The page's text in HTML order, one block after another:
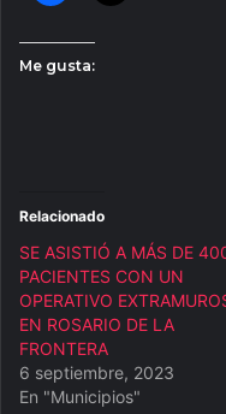
Me gusta:
Relacionado
SE ASISTIÓ A MÁS DE
PACIENTES CON UN
OPERATIVO
EN ROSARIO DE LA
FRONTERA
6 septiembre, 2023
En "Municipios"